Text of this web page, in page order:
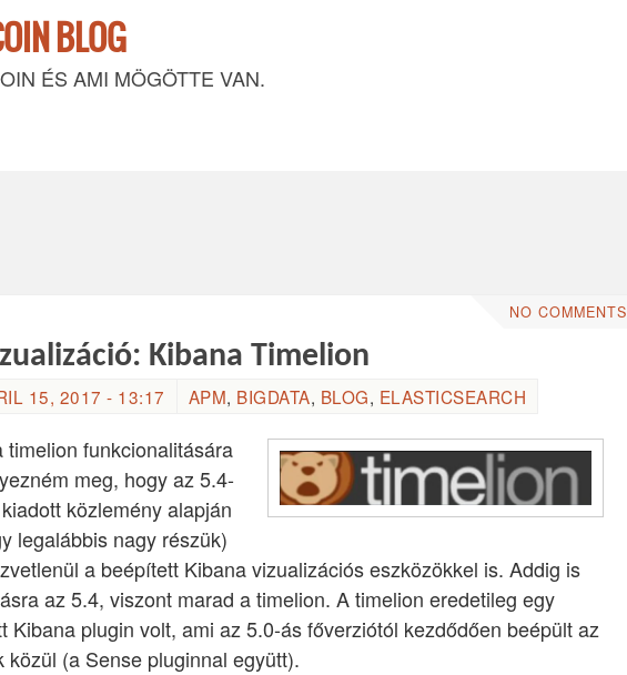
BLOG
ÉS AMI MÖGÖTTE VAN.
NO COMMENTS
Kibana Timelion
15, 2017 - 13:17 APM, BIGDATA, BLOG, ELASTICSEARCH
funkcionalitására
meg, hogy az 5.4-
közlemény alapján
legalábbis nagy részük)
a beépített Kibana vizualizációs eszközökkel is. Addig is
az 5.4, viszont marad a timelion. A timelion eredetileg egy
Kibana plugin volt, ami az 5.0-ás főverziótól kezdődően beépült az
közül (a Sense pluginnal együtt).